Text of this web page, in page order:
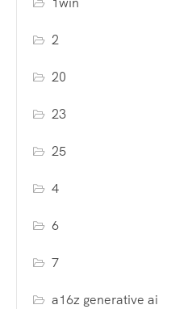
2
20
23
25
4
6
7
a16z generative ai